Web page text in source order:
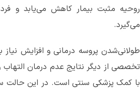
روحیه مثبت بیمار کاهش می‌یابد و
می‌گیرد.
طولانی‌شدن پروسه درمانی و افزایش نیاز
تخصصی از دیگر نتایج عدم درمان
با کمک پزشکی سنتی است. در این حالت